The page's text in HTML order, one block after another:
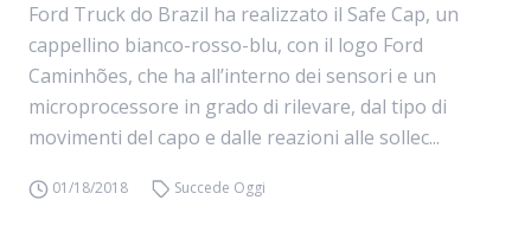
Ford Truck do Brazil ha realizzato il Safe Cap, un
cappellino bianco-rosso-blu, con il logo Ford
Caminhões, che ha all’interno dei sensori e un
microprocessore in grado di rilevare, dal tipo di
movimenti del capo e dalle reazioni alle sollec...
01/18/2018 Succede Oggi